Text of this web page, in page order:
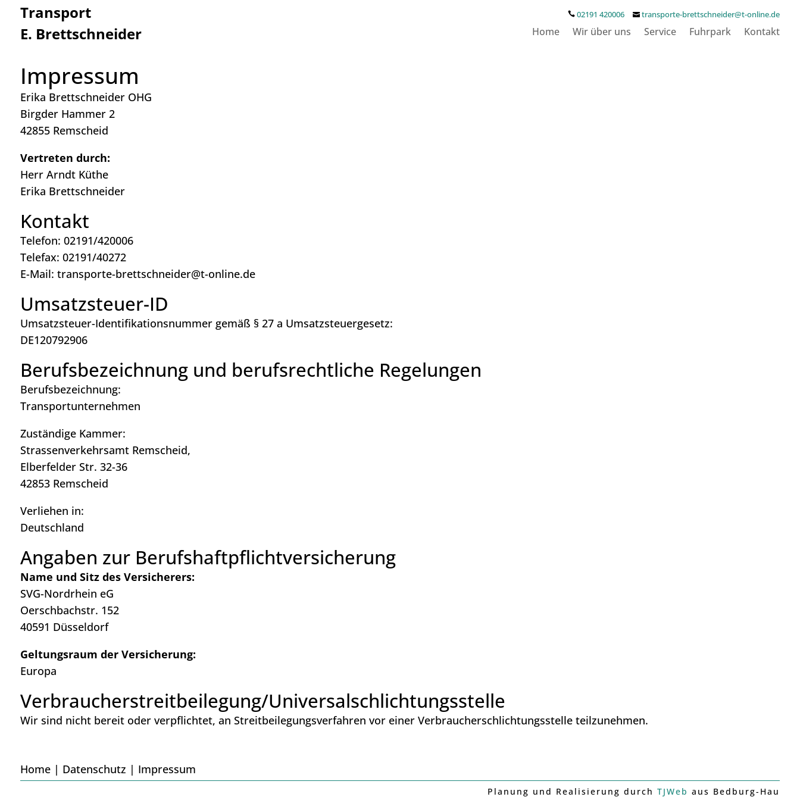
Transport
E. Brettschneider
02191 420006 transporte-brettschneider@t-online.de
Home Wir über uns Service Fuhrpark Kontakt
Impressum
Erika Brettschneider OHG
Birgder Hammer 2
42855 Remscheid
Vertreten durch:
Herr Arndt Küthe
Erika Brettschneider
Kontakt
Telefon: 02191/420006
Telefax: 02191/40272
E-Mail: transporte-brettschneider@t-online.de
Umsatzsteuer-ID
Umsatzsteuer-Identifikationsnummer gemäß § 27 a Umsatzsteuergesetz:
DE120792906
Berufsbezeichnung und berufsrechtliche Regelungen
Berufsbezeichnung:
Transportunternehmen
Zuständige Kammer:
Strassenverkehrsamt Remscheid,
Elberfelder Str. 32-36
42853 Remscheid
Verliehen in:
Deutschland
Angaben zur Berufs­haftpflicht­versicherung
Name und Sitz des Versicherers:
SVG-Nordrhein eG
Oerschbachstr. 152
40591 Düsseldorf
Geltungsraum der Versicherung:
Europa
Verbraucher­streit­beilegung/Universal­schlichtungs­stelle
Wir sind nicht bereit oder verpflichtet, an Streitbeilegungsverfahren vor einer Verbraucherschlichtungsstelle teilzunehmen.
Home| Datenschutz | Impressum
Planung und Realisierung durchTJWeb aus Bedburg-Hau